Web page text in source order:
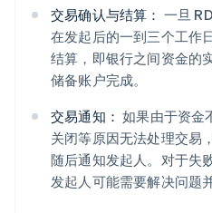
交易确认与结算： 一旦
在发起后的一到三个工作
结算，即银行之间资金的
储备账户完成。
交易通知： 如果由于资金
关闭等原因无法处理交易
随后通知发起人。对于失
发起人可能需要解决问题